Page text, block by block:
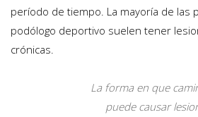
período de tiempo. La mayoría de las
podólogo deportivo suelen tener
crónicas.
La forma en que
puede causar